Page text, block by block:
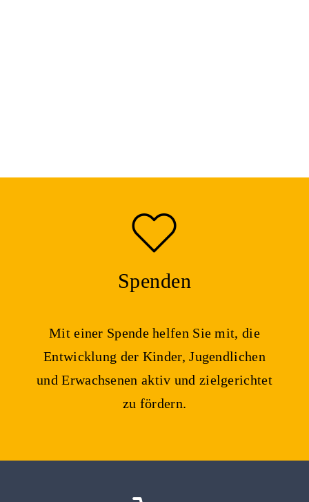
Spenden
Mit einer Spende helfen Sie mit, die
Entwicklung der Kinder, Jugendlichen
und Erwachsenen aktiv und zielgerichtet
zu fördern.